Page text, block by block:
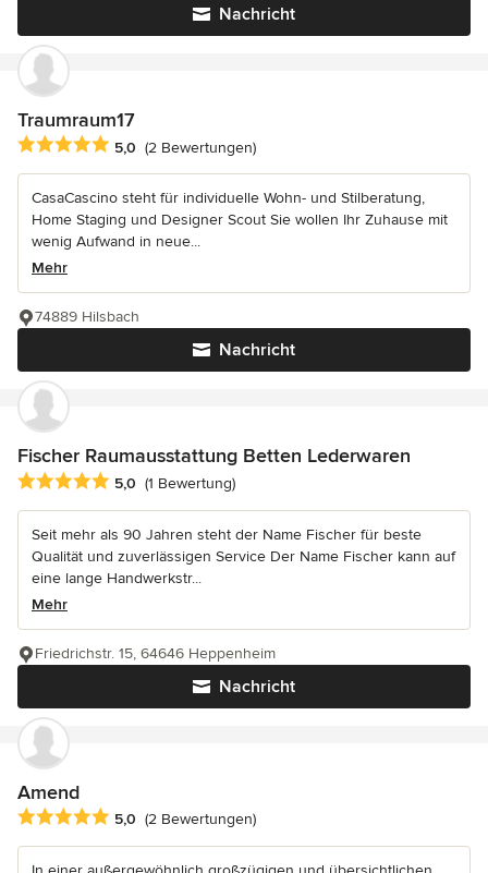
Nachricht
Traumraum17
Durchschnittliche Bewertung: 5 von 5 Sternen
5,0 (2 Bewertungen)
CasaCascino steht für individuelle Wohn- und Stilberatung,
Home Staging und Designer Scout Sie wollen Ihr Zuhause mit
wenig Aufwand in neue...
Mehr
Nachricht
74889 Hilsbach
Fischer Raumausstattung Betten Lederwaren
Durchschnittliche Bewertung: 5 von 5 Sternen
5,0 (1 Bewertung)
Seit mehr als 90 Jahren steht der Name Fischer für beste
Qualität und zuverlässigen Service Der Name Fischer kann auf
eine lange Handwerkstr...
Mehr
Nachricht
Friedrichstr. 15, 64646 Heppenheim
Amend
Durchschnittliche Bewertung: 5 von 5 Sternen
5,0 (2 Bewertungen)